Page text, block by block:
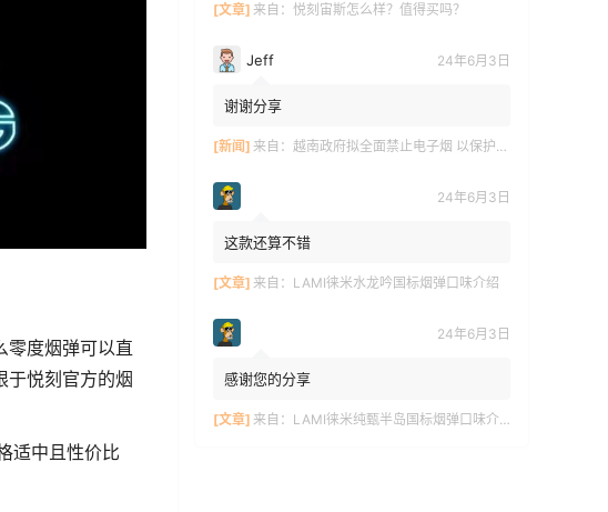
零度烟弹可以直
于悦刻官方的烟
适中且性价比
[文章] 来自： 悦刻宙斯怎么样？值得买吗？
Jeff 24年6月3日
谢谢分享
[新闻] 来自： 越南政府拟全面禁止电子烟 以保护青少年健康
24年6月3日
这款还算不错
[文章] 来自： LAMI徕米水龙吟国标烟弹口味介绍
24年6月3日
感谢您的分享
[文章] 来自： LAMI徕米纯甄半岛国标烟弹口味介绍